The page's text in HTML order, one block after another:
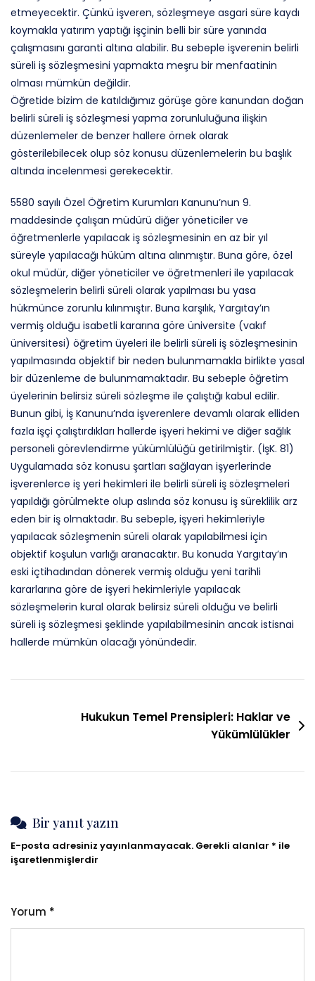
etmeyecektir. Çünkü işveren, sözleşmeye asgari süre kaydı
koymakla yatırım yaptığı işçinin belli bir süre yanında
çalışmasını garanti altına alabilir. Bu sebeple işverenin belirli
süreli iş sözleşmesini yapmakta meşru bir menfaatinin
olması mümkün değildir.
Öğretide bizim de katıldığımız görüşe göre kanundan doğan
belirli süreli iş sözleşmesi yapma zorunluluğuna ilişkin
düzenlemeler de benzer hallere örnek olarak
gösterilebilecek olup söz konusu düzenlemelerin bu başlık
altında incelenmesi gerekecektir.
5580 sayılı Özel Öğretim Kurumları Kanunu’nun 9.
maddesinde çalışan müdürü diğer yöneticiler ve
öğretmenlerle yapılacak iş sözleşmesinin en az bir yıl
süreyle yapılacağı hüküm altına alınmıştır. Buna göre, özel
okul müdür, diğer yöneticiler ve öğretmenleri ile yapılacak
sözleşmelerin belirli süreli olarak yapılması bu yasa
hükmünce zorunlu kılınmıştır. Buna karşılık, Yargıtay’ın
vermiş olduğu isabetli kararına göre üniversite (vakıf
üniversitesi) öğretim üyeleri ile belirli süreli iş sözleşmesinin
yapılmasında objektif bir neden bulunmamakla birlikte yasal
bir düzenleme de bulunmamaktadır. Bu sebeple öğretim
üyelerinin belirsiz süreli sözleşme ile çalıştığı kabul edilir.
Bunun gibi, İş Kanunu’nda işverenlere devamlı olarak elliden
fazla işçi çalıştırdıkları hallerde işyeri hekimi ve diğer sağlık
personeli görevlendirme yükümlülüğü getirilmiştir. (İşK. 81)
Uygulamada söz konusu şartları sağlayan işyerlerinde
işverenlerce iş yeri hekimleri ile belirli süreli iş sözleşmeleri
yapıldığı görülmekte olup aslında söz konusu iş süreklilik arz
eden bir iş olmaktadır. Bu sebeple, işyeri hekimleriyle
yapılacak sözleşmenin süreli olarak yapılabilmesi için
objektif koşulun varlığı aranacaktır. Bu konuda Yargıtay’ın
eski içtihadından dönerek vermiş olduğu yeni tarihli
kararlarına göre de işyeri hekimleriyle yapılacak
sözleşmelerin kural olarak belirsiz süreli olduğu ve belirli
süreli iş sözleşmesi şeklinde yapılabilmesinin ancak istisnai
hallerde mümkün olacağı yönündedir.
Hukukun Temel Prensipleri: Haklar ve
Yükümlülükler
Bir yanıt yazın
E-posta adresiniz yayınlanmayacak. Gerekli alanlar * ile
işaretlenmişlerdir
Yorum *